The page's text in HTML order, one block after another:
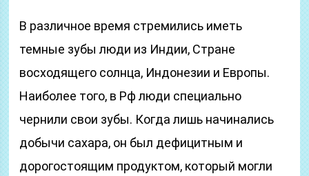
В различное время стремились иметь
темные зубы люди из Индии, Стране
восходящего солнца, Индонезии и Европы.
Наиболее того, в Рф люди специально
чернили свои зубы. Когда лишь начинались
добычи сахара, он был дефицитным и
дорогостоящим продуктом, который могли